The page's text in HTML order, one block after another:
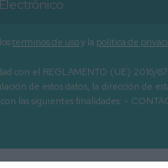
términos de usoy la política de
con el REGLAMENTO (UE) 2016/
de estos datos, la dirección de
las siguientes finalidades: -